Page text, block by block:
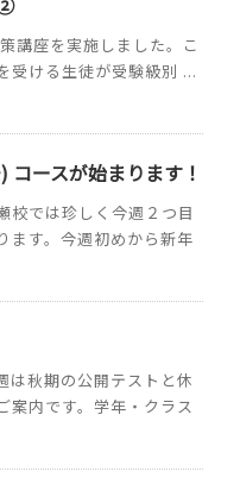
講座を実施しました。こ
受ける生徒が受験級別 ...
ースが始まります！
では珍しく今週２つ目
ます。今週初めから新年
は秋期の公開テストと休
案内です。学年・クラス